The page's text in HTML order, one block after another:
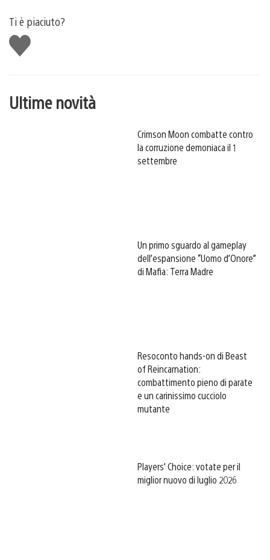
Ti è piaciuto?
Mi
piace
Ultime novità
Crimson Moon combatte contro
la corruzione demoniaca il 1
settembre
Un primo sguardo al gameplay
dell’espansione “Uomo d’Onore”
di Mafia: Terra Madre
Resoconto hands-on di Beast
of Reincarnation:
combattimento pieno di parate
e un carinissimo cucciolo
mutante
Players’ Choice: votate per il
miglior nuovo di luglio 2026